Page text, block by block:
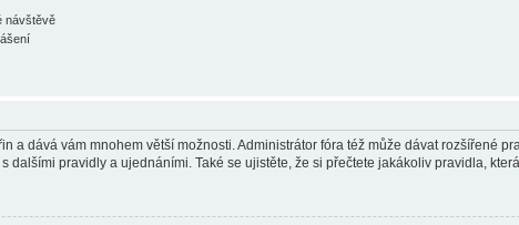
návštěvě
a dává vám mnohem větší možnosti. Administrátor fóra též může dávat rozšířené
dalšími pravidly a ujednáními. Také se ujistěte, že si přečtete jakákoliv pravidla,